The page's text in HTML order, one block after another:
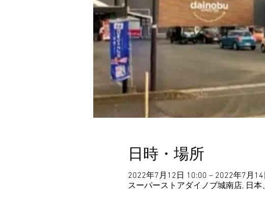
日時・場所
2022年7月12日 10:00 – 2022年7月
スーパーストアダイノブ城南店, 日